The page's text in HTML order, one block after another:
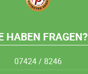
HABEN FRAGEN?
07424 / 8246